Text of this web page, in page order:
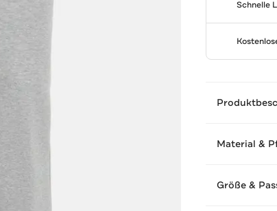
Schnelle
Material &
Größe &